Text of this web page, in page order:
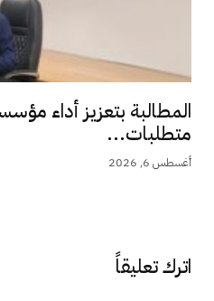
المطالبة بتعزيز أداء
متطلبات...
أغسطس 6, 2026
اترك تعليقاً